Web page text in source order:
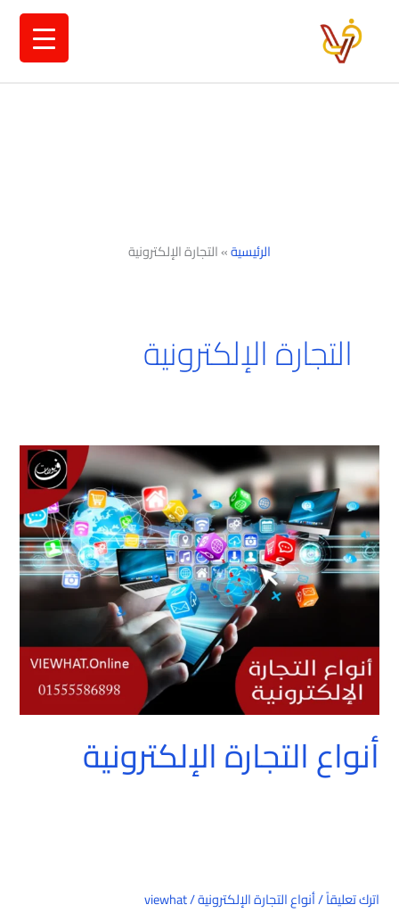
الرئيسية»التجارة الإلكترونية
التجارة الإلكترونية
أنواع التجارة الإلكترونية
اترك تعليقاً/أنواع التجارة الإلكترونية/
viewhat
أنواع
التجارة
الإلكترونية